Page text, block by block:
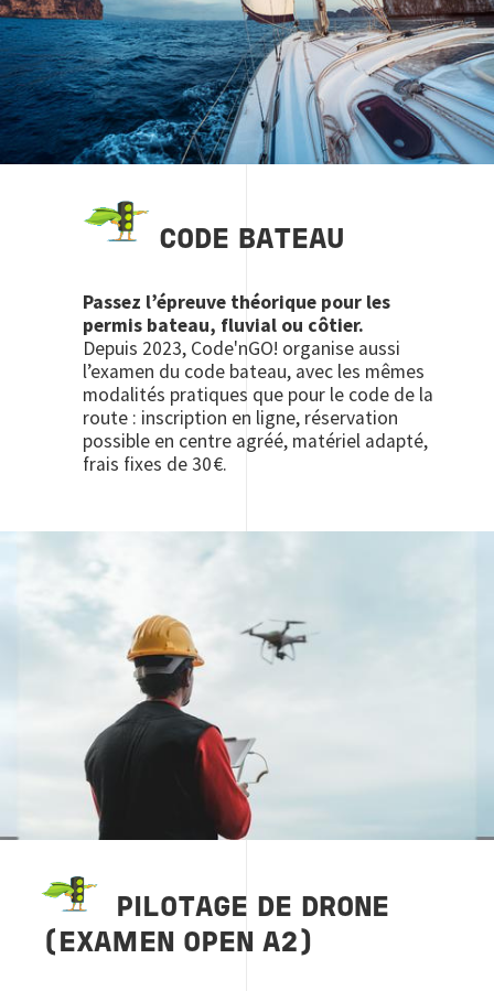
CODE BATEAU
Passez l’épreuve théorique pour les
permis bateau, fluvial ou côtier.
Depuis 2023, Code'nGO! organise aussi
l’examen du code bateau, avec les mêmes
modalités pratiques que pour le code de la
route : inscription en ligne, réservation
possible en centre agréé, matériel adapté,
frais fixes de 30 €.
PILOTAGE DE DRONE
(EXAMEN OPEN A2)